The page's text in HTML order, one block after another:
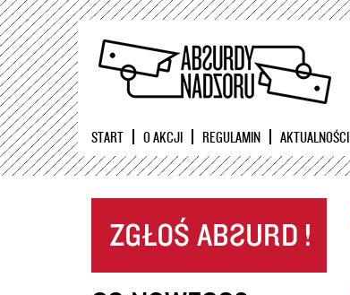
START O AKCJI REGULAMIN AKTUALNOŚCI